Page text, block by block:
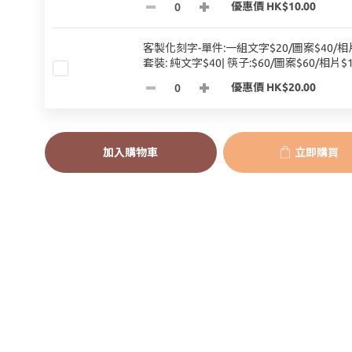
優惠價 HK$10.00
客製化刻字-單件:一組文字$20/圖案$40/相
套裝: 純文字$40| 筷子:$60/圖案$60/相片
優惠價 HK$20.00
加入購物車 立即購買